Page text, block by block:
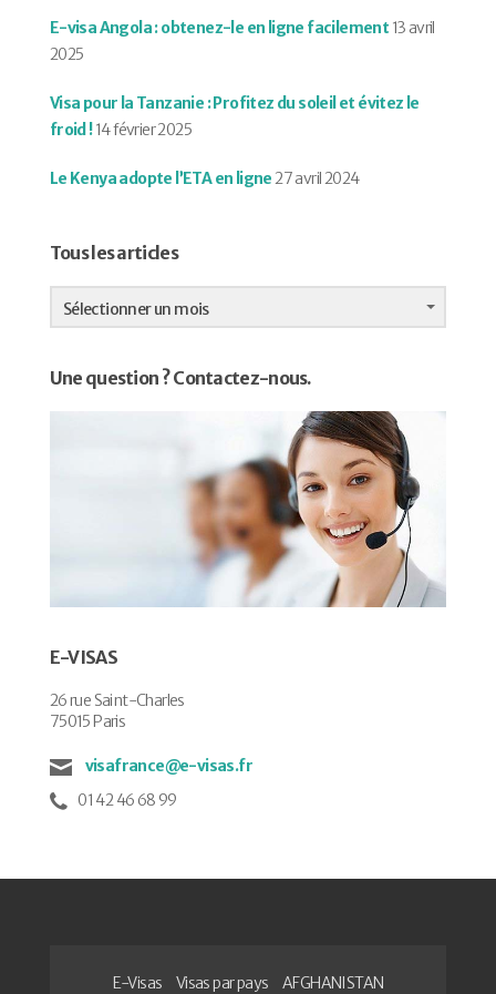
E-visa Angola : obtenez-le en ligne facilement 13 avril
2025
Visa pour la Tanzanie : Profitez du soleil et évitez le
froid !14 février 2025
Le Kenya adopte l’ETA en ligne27 avril 2024
Tous les articles
Tous
les
articles
Sélectionner un mois
Une question ? Contactez-nous.
E-VISAS
26 rue Saint-Charles
75015 Paris
visafrance@e-visas.fr
01 42 46 68 99
E-Visas Visas par pays
AFGHANISTAN